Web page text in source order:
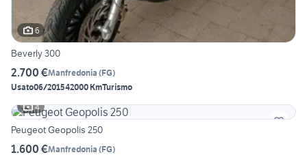
6
Beverly 300
2.700 €Manfredonia (FG)
Usato06/201542000 KmTurismo
4
Peugeot Geopolis 250
1.600 €Manfredonia (FG)